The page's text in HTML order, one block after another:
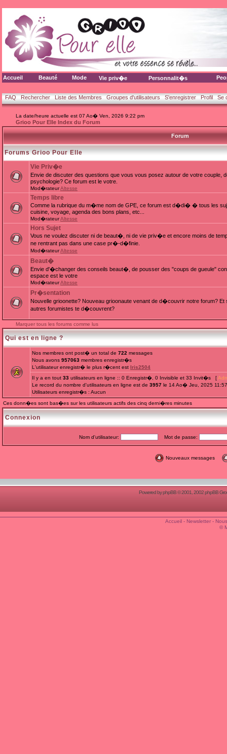
Accueil Beauté Mode Vie priv�e Personnalit�s
FAQ Rechercher Liste des Membres Groupes d'utilisateurs S'enregistrer Profil Se
La date/heure actuelle est 07 Ao� Ven, 2026 9:22 pm
Grioo Pour Elle Index du Forum
Forum
Forums Grioo Pour Elle
Vie Priv�e
Envie de discuter des questions que vous vous posez autour de votre
psychologie? Ce forum est le votre.
Mod�rateurAltesse
Temps libre
Comme la rubrique du m�me nom de GPE, ce forum est d�di� � tous les
cuisine, voyage, agenda des bons plans, etc...
Mod�rateurAltesse
Hors Sujet
Vous ne voulez discuter ni de beaut�, ni de vie priv�e et encore moins de
ne rentrant pas dans une case pr�-d�finie.
Mod�rateurAltesse
Beaut�
Envie d'�changer des conseils beaut�, de pousser des "coups de gueule"
espace est le votre
Mod�rateurAltesse
Pr�sentation
Nouvelle grioonette? Nouveau grioonaute venant de d�couvrir notre forum?
autres forumistes te d�couvrent?
Marquer tous les forums comme lus
Qui est en ligne ?
Nos membres ont post� un total de 722 messages
Nous avons 957063 membres enregistr�s
L'utilisateur enregistr� le plus r�cent est Iris2504
Il y a en tout 33 utilisateurs en ligne :: 0 Enregistr�, 0 Invisible et 33 Invit�s [
Le record du nombre d'utilisateurs en ligne est de 3957 le 14 Ao� Jeu, 2025
Utilisateurs enregistr�s : Aucun
Ces donn�es sont bas�es sur les utilisateurs actifs des cinq derni�res minutes
Connexion
Nom d'utilisateur: Mot de passe:
Nouveaux messages
Powered byphpBB© 2001, 2002 phpBB
Accueil- Newsletter-
©